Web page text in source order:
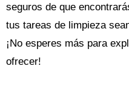
seguros de que
tus tareas de limpieza
¡No esperes más para
ofrecer!